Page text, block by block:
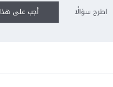
أجب على اطرح سؤالًا